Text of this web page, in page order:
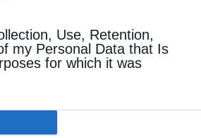
Use, Retention,
my Personal Data that Is
for which it was